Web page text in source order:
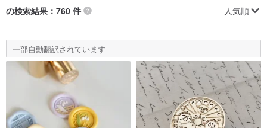
の検索結果：760 件 人気順
一部自動翻訳されています